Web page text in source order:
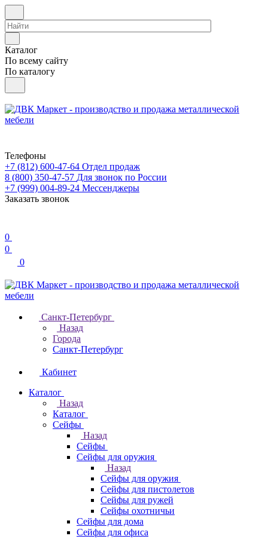
Каталог
По всему сайту
По каталогу
Телефоны
+7 (812) 600-47-64 Отдел продаж
8 (800) 350-47-57 Для звонок по России
+7 (999) 004-89-24 Мессенджеры
Заказать звонок
0
0
0
Санкт-Петербург
Назад
Города
Санкт-Петербург
Кабинет
Каталог
Назад
Каталог
Cейфы
Назад
Cейфы
Cейфы для оружия
Назад
Cейфы для оружия
Сейфы для пистолетов
Сейфы для ружей
Сейфы охотничьи
Cейфы для дома
Cейфы для офиса